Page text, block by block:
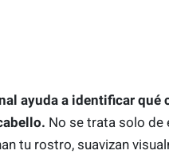
ayuda a identificar qué
No se trata solo de
tu rostro, suavizan